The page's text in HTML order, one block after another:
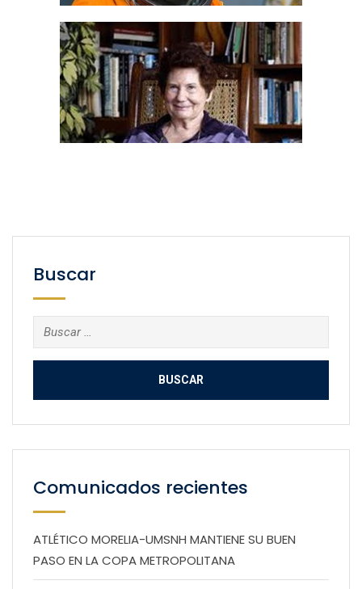
Buscar
Buscar:
Comunicados recientes
ATLÉTICO MORELIA-UMSNH MANTIENE SU BUEN
PASO EN LA COPA METROPOLITANA